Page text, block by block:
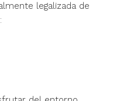
legalizada de